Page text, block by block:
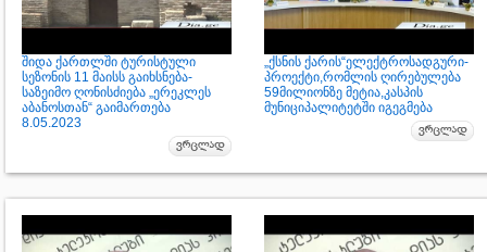
შიდა ქართლში ტურისტული
სეზონის 11 მაისს გაიხსნება-
საზეიმო ღონისძიება „ერეკლეს
აბანოსთან“ გაიმართება
8.05.2023
„ქსნის ქარის“ელექტროსადგური-
პროექტი,რომლის ღირებულება
59მილიონზე მეტია,კასპის
მუნიციპალიტეტში იგეგმება